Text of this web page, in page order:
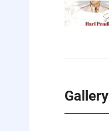
Gallery